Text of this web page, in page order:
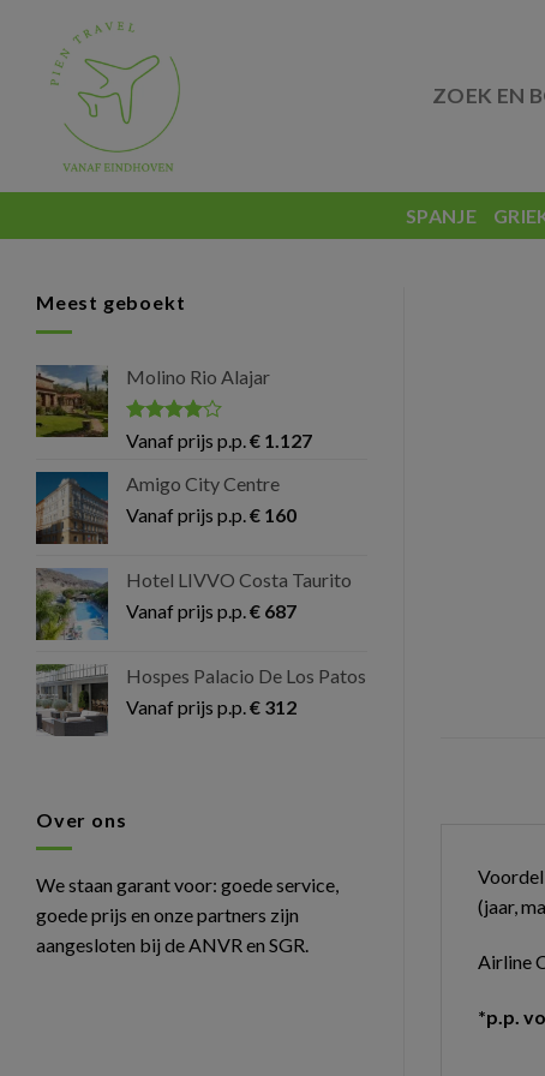
content
ZOEK EN
SPANJE
Meest geboekt
Molino Rio Alajar
Gewaardeerd
uit 5
Vanaf prijs p.p. € 1.127
Amigo City Centre
Vanaf prijs p.p. € 160
Hotel LIVVO Costa Taurito
Vanaf prijs p.p. € 687
Hospes Palacio De Los Patos
Vanaf prijs p.p. € 312
Over ons
We staan garant voor: goede service,
goede prijs en onze partners zijn
aangesloten bij de ANVR en SGR.
(jaar,
Airline
*p.p.